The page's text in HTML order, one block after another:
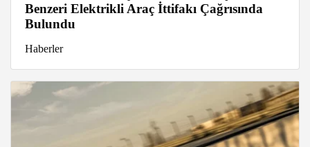
Benzeri Elektrikli Araç İttifakı Çağrısında
Bulundu
Haberler